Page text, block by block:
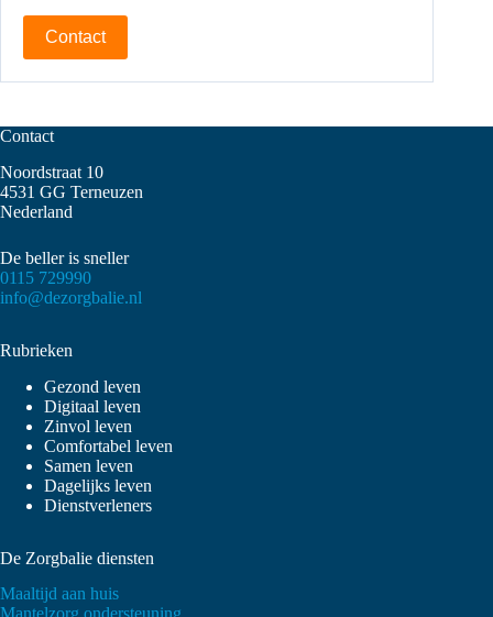
Contact
Contact
Noordstraat 10
4531 GG Terneuzen
Nederland
De beller is sneller
0115 729990
info@dezorgbalie.nl
Rubrieken
Gezond leven
Digitaal leven
Zinvol leven
Comfortabel leven
Samen leven
Dagelijks leven
Dienstverleners
De Zorgbalie diensten
Maaltijd aan huis